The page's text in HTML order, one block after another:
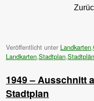
Veröffentlicht unter Landkarten,
Landkarten,Stadtplan,
1949 – Ausschnitt
Stadtplan